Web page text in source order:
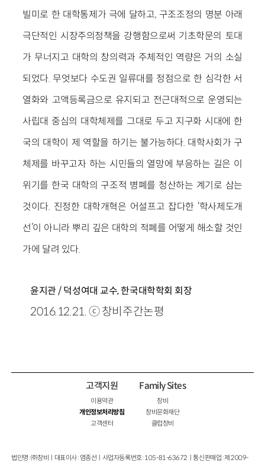
빌미로 한 대학통제가 극에 달하고, 구조조정의 명분 아래
극단적인 시장주의정책을 강행함으로써 기초학문의 토대
가 무너지고 대학의 창의력과 주체적인 역량은 거의 소실
되었다. 무엇보다 수도권 일류대를 정점으로 한 심각한 서
열화와 고액등록금으로 유지되고 전근대적으로 운영되는
사립대 중심의 대학체제를 그대로 두고 지구화 시대에 한
국의 대학이 제 역할을 하기는 불가능하다. 대학사회가 구
체제를 바꾸고자 하는 시민들의 열망에 부응하는 길은 이
위기를 한국 대학의 구조적 병폐를 청산하는 계기로 삼는
것이다. 진정한 대학개혁은 어설프고 잡다한 ‘학사제도개
선’이 아니라 뿌리 깊은 대학의 적폐를 어떻게 해소할 것인
가에 달려 있다.
윤지관 / 덕성여대 교수, 한국대학학회 회장
2016.12.21. ⓒ 창비주간논평
고객지원
이용약관
개인정보처리방침
고객센터
Family Sites
창비
창비문화재단
클럽창비
법인명 : ㈜창비ㅣ대표이사 : 염종선ㅣ사업자등록번호 : 105-81-63672ㅣ통신판매업 : 제 2009-